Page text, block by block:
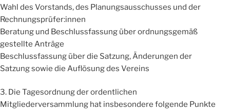
Wahl des Vorstands, des Planungsausschusses und der
Rechnungsprüfer:innen
Beratung und Beschlussfassung über ordnungsgemäß
gestellte Anträge
Beschlussfassung über die Satzung, Änderungen der
Satzung sowie die Auflösung des Vereins
3. Die Tagesordnung der ordentlichen
Mitgliederversammlung hat insbesondere folgende Punkte